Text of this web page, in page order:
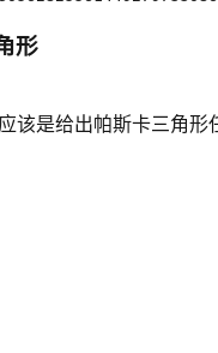
形
该是给出帕斯卡三角形